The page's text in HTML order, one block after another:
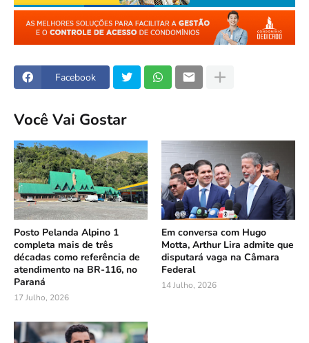
Facebook
Você Vai Gostar
Posto Pelanda Alpino 1
completa mais de três
décadas como referência de
atendimento na BR-116, no
Paraná
17 Julho, 2026
Em conversa com Hugo
Motta, Arthur Lira admite que
disputará vaga na Câmara
Federal
14 Julho, 2026